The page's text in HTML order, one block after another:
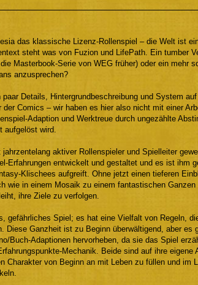
das klassische Lizenz-Rollenspiel – die Welt ist
steht was von Fuzion und LifePath. Ein tumber
Masterbook-Serie von WEG früher) oder ein mehr
anzusprechen?
Details, Hintergrundbeschreibung und System
der Comics – wir haben es hier also nicht mit einer
Adaption und Werktreue durch ungezählte
aufgelöst wird.
aktiver Rollenspieler und Spielleiter
Erfahrungen entwickelt und gestaltet und es ist ihm
Klischees aufgreift. Ohne jetzt einen tieferen
wie in einem Mosaik zu einem fantastischen
ihre Ziele zu verfolgen.
gefährliches Spiel; es hat eine Vielfalt von Regeln,
Diese Ganzheit ist zu Beginn überwältigend, aber
Buch-Adaptionen hervorheben, da sie das Spiel
Mechanik. Beide sind auf ihre
Charakter von Beginn an mit Leben zu füllen und im